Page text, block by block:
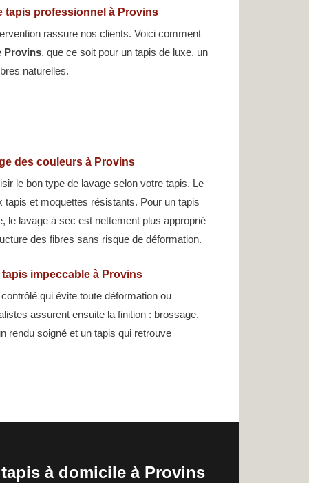
tapis professionnel à Provins
rassure nos clients. Voici comment
Provins, que ce soit pour un tapis de luxe, un
naturelles.
des couleurs à Provins
le bon type de lavage selon votre tapis. Le
tapis et moquettes résistants. Pour un tapis
le lavage à sec est nettement plus approprié
des fibres sans risque de déformation.
impeccable à Provins
qui évite toute déformation ou
assurent ensuite la finition : brossage,
rendu soigné et un tapis qui retrouve
à domicile à Provins